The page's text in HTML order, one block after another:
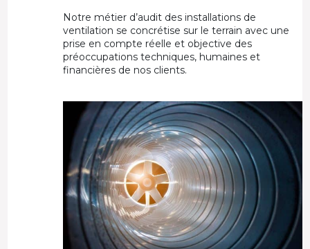
Notre métier d’audit des installations de
ventilation se concrétise sur le terrain avec une
prise en compte réelle et objective des
préoccupations techniques, humaines et
financières de nos clients.